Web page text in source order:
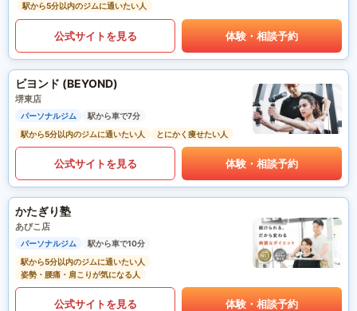
駅から5分以内のジムに通いたい人
公式サイトを見る 体験・相談予約
ビヨンド (BEYOND)
堺東店
パーソナルジム
駅から車で7分
駅から5分以内のジムに通いたい人
とにかく痩せたい人
公式サイトを見る 体験・相談予約
かたぎり塾
あびこ店
パーソナルジム
駅から車で10分
駅から5分以内のジムに通いたい人
姿勢・腰痛・肩こりが気になる人
公式サイトを見る 体験・相談予約